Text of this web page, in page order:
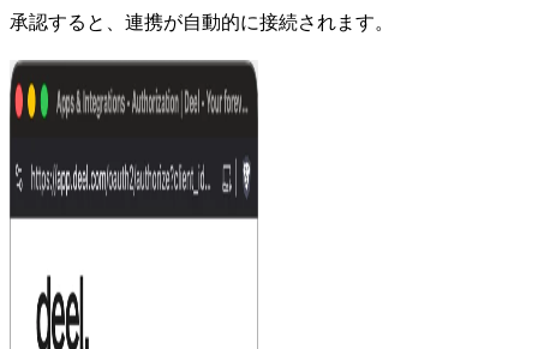
承認すると、連携が自動的に接続されます。